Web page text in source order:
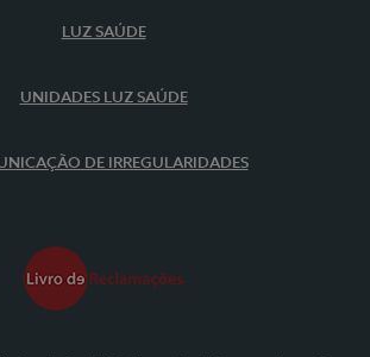
LUZ SAÚDE
UNIDADES LUZ SAÚDE
DE IRREGULARIDADES